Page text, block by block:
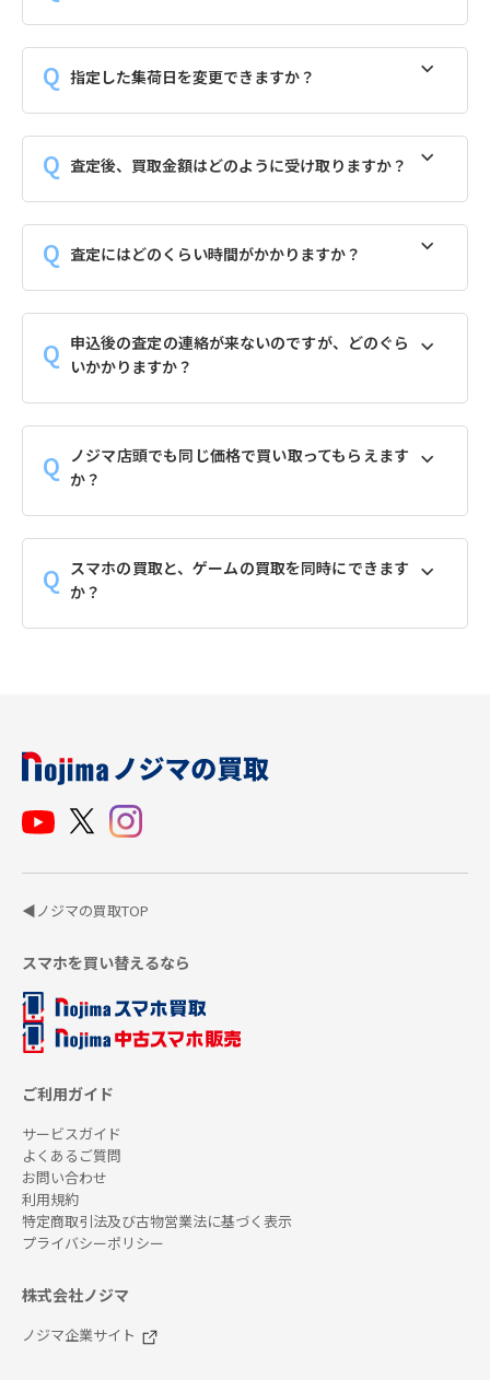
指定した集荷日を変更できますか？
査定後、買取金額はどのように受け取りますか？
査定にはどのくらい時間がかかりますか？
申込後の査定の連絡が来ないのですが、どのぐら
いかかりますか？
ノジマ店頭でも同じ価格で買い取ってもらえます
か？
スマホの買取と、ゲームの買取を同時にできます
か？
◀ノジマの買取TOP
スマホを買い替えるなら
ご利用ガイド
サービスガイド
よくあるご質問
お問い合わせ
利用規約
特定商取引法及び古物営業法に基づく表示
プライバシーポリシー
株式会社ノジマ
ノジマ企業サイト